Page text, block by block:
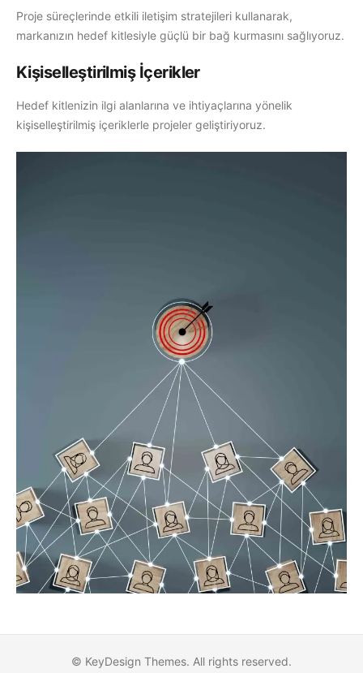
Proje süreçlerinde etkili iletişim stratejileri kullanarak,
markanızın hedef kitlesiyle güçlü bir bağ kurmasını sağlıyoruz.
Kişiselleştirilmiş İçerikler
Hedef kitlenizin ilgi alanlarına ve ihtiyaçlarına yönelik
kişiselleştirilmiş içeriklerle projeler geliştiriyoruz.
© KeyDesign Themes. All rights reserved.